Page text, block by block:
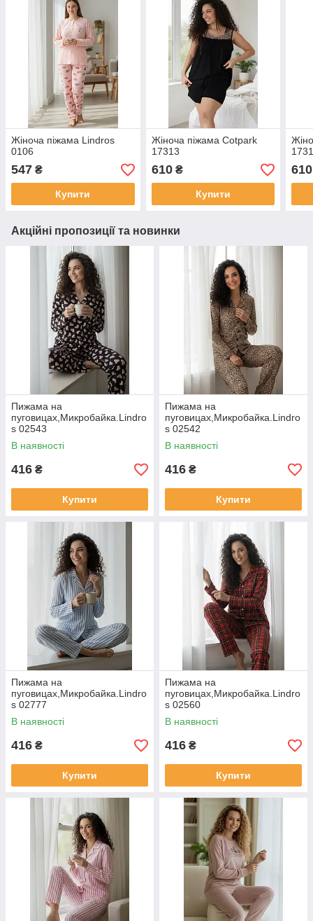
Жіноча піжама Lindros
0106
547 ₴
Купити
Жіноча піжама Cotpark
17313
610₴
Купити
610
Акційні пропозиції та новинки
Пижама на
пуговицах,Микробайка.Lindro
s 02543
В наявності
416 ₴
Купити
Пижама на
пуговицах,Микробайка.Lindro
s 02542
В наявності
416 ₴
Купити
Пижама на
пуговицах,Микробайка.Lindro
s 02777
В наявності
416 ₴
Купити
Пижама на
пуговицах,Микробайка.Lindro
s 02560
В наявності
416 ₴
Купити